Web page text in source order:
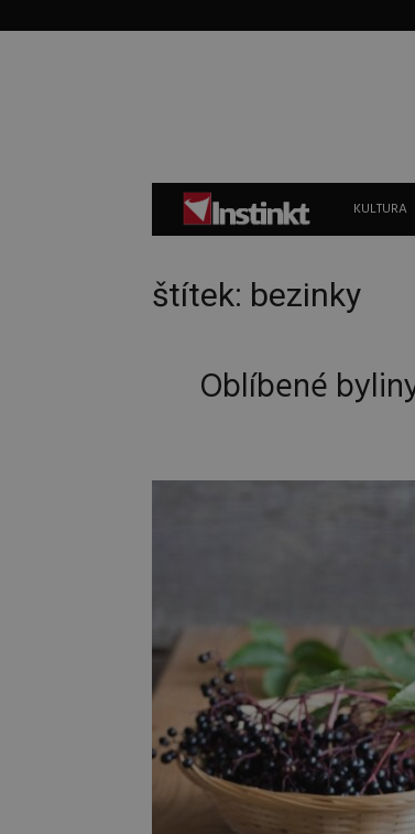
Instinkt
KULTURA
štítek: bezinky
Oblíbené